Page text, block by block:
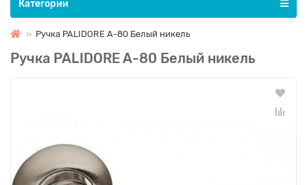
Категории
Ручка PALIDORE A-80 Белый никель
Ручка PALIDORE A-80 Белый никель